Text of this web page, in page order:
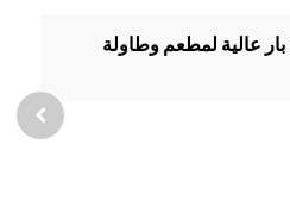
عالية لمطعم وطاولة